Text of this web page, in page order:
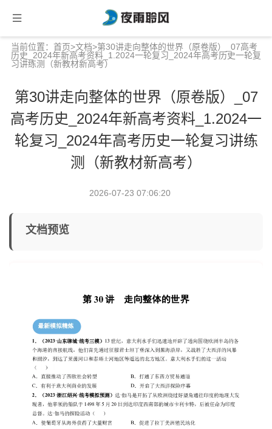
当前位置： 首页>文档>第30讲走向整体的世界（原卷版）_07高考
历史_2024年新高考资料_1.2024一轮复习_2024年高考历史一轮复
习讲练测（新教材新高考）
第30讲走向整体的世界（原卷版）_07
高考历史_2024年新高考资料_1.2024一
轮复习_2024年高考历史一轮复习讲练
测（新教材新高考）
2026-07-23 07:06:20
文档预览